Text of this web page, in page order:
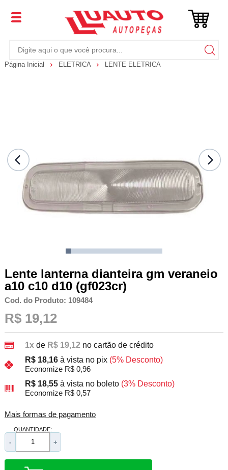
Página Inicial ELETRICA LENTE ELETRICA
Lente lanterna dianteira gm veraneio
a10 c10 d10 (gf023cr)
Cod. do Produto: 109484
R$ 19,12
1xde R$ 19,12 no cartão de crédito
R$ 18,16 à vista no pix (5% Desconto)
Economize R$ 0,96
R$ 18,55 à vista no boleto (3% Desconto)
Economize R$ 0,57
Mais formas de pagamento
QUANTIDADE:
- +